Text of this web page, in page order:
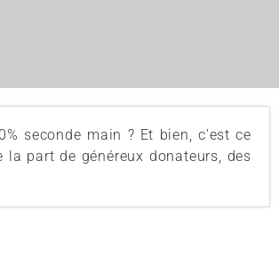
seconde main ? Et bien, c'est ce
part de généreux donateurs, des